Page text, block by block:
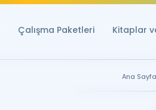
Çalışma Paketleri Kitaplar
Ana Sayfa